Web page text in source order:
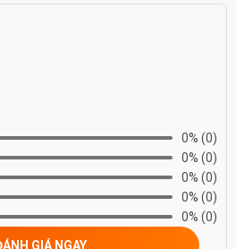
0% (0)
0% (0)
0% (0)
0% (0)
0% (0)
GIÁ NGAY